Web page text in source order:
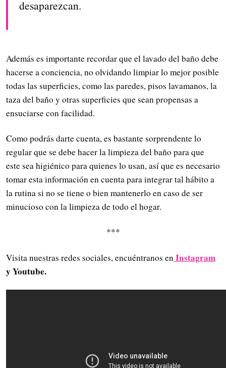
desaparezcan.
Además es importante recordar que el lavado del baño debe
hacerse a conciencia, no olvidando limpiar lo mejor posible
todas las superficies, como las paredes, pisos lavamanos, la
taza del baño y otras superficies que sean propensas a
ensuciarse con facilidad.
Como podrás darte cuenta, es bastante sorprendente lo
regular que se debe hacer la limpieza del baño para que
este sea higiénico para quienes lo usan, así que es necesario
tomar esta información en cuenta para integrar tal hábito a
la rutina si no se tiene o bien mantenerlo en caso de ser
minucioso con la limpieza de todo el hogar.
***
Visita nuestras redes sociales, encuéntranos enInstagram
y Youtube.